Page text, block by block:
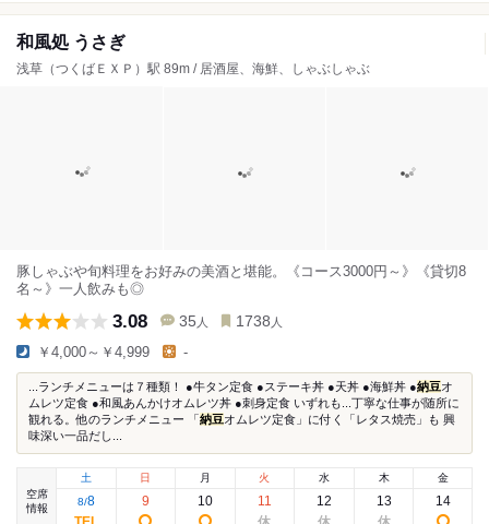
和風処 うさぎ
浅草（つくばＥＸＰ）駅 89m / 居酒屋、海鮮、しゃぶしゃぶ
豚しゃぶや旬料理をお好みの美酒と堪能。《コース3000円～》《貸切8
名～》一人飲みも◎
3.08 35 人 1738 人
￥4,000～￥4,999 -
...ランチメニューは７種類！ ●牛タン定食 ●ステーキ丼 ●天丼 ●海鮮丼 ●納豆 オ
ムレツ定食 ●和風あんかけオムレツ丼 ●刺身定食 いずれも...丁寧な仕事が随所に
観れる。他のランチメニュー 「 納豆 オムレツ定食」に付く「レタス焼売」も 興
味深い一品だし...
空席
情報
土
8/8
日
9
月
10
火
11
水
12
木
13
金
14